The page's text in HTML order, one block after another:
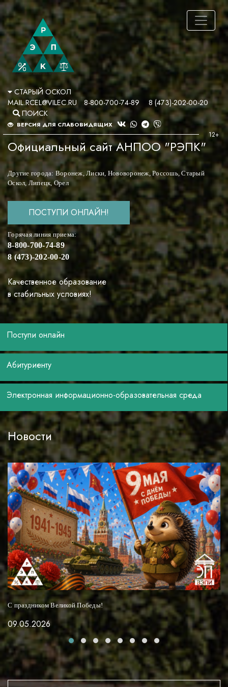
СТАРЫЙ ОСКОЛ
MAIL.RCEL@VILEC.RU
8-800-700-74-89
8 (473)-202-00-20
ПОИСК
ВЕРСИЯ ДЛЯ СЛАБОВИДЯЩИХ
Официальный сайт АНПОО "РЭПК"
Другие города: Воронеж, Лиски, Нововоронеж,Россошь,Старый
Оскол, Липецк,Орел
ПОСТУПИ ОНЛАЙН!
Горячая линия приема:
8-800-700-74-89
8 (473)-202-00-20
Качественное образование
в стабильных условиях!
Поступи онлайн
Абитуриенту
Электронная информационно-образовательная среда
Новости
С праздником Великой Победы!
09.05.2026